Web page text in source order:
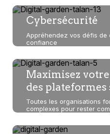
Cybersécurité
Appréhendez vos défis
confiance
Maximisez
des plateformes
Toutes les organisations
complexes pour rester